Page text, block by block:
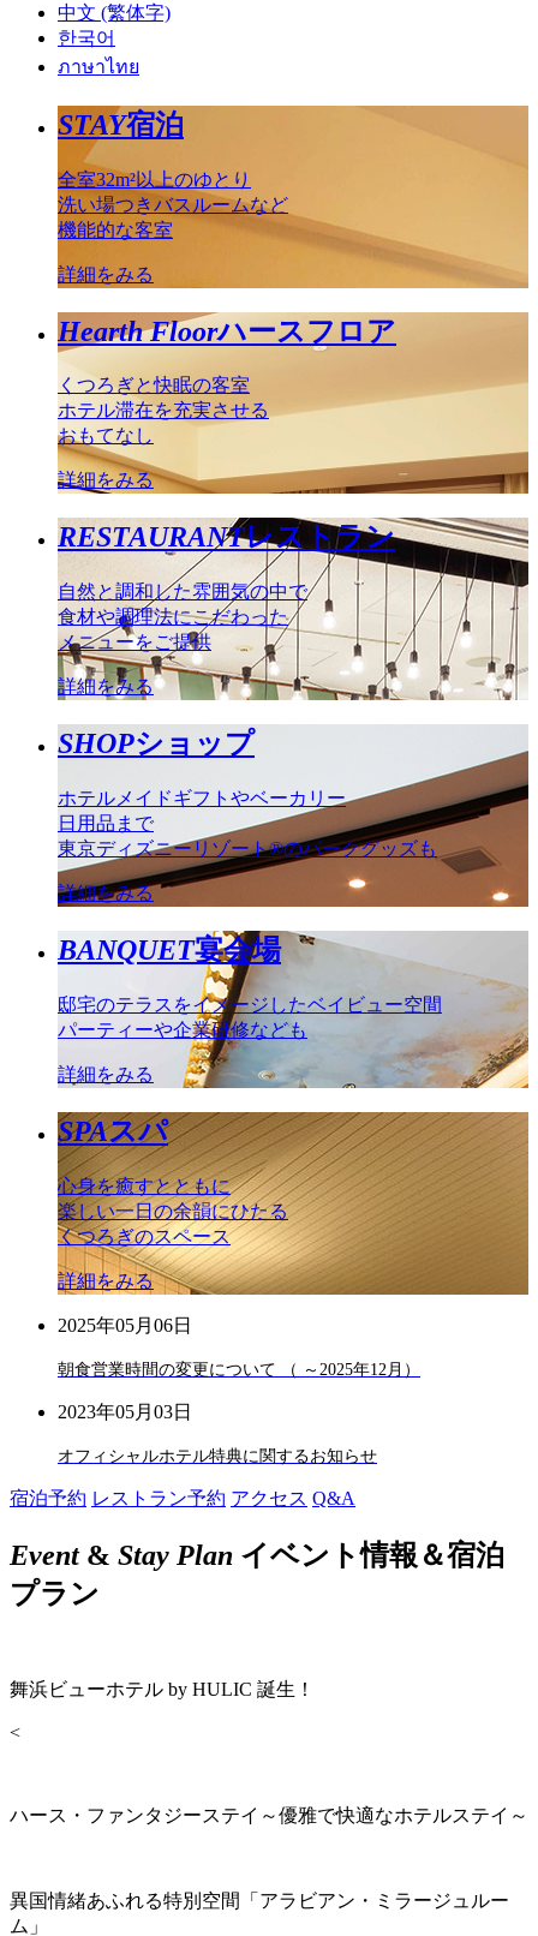
中文 (繁体字)
한국어
ภาษาไทย
STAY宿泊
全室32m²以上のゆとり
洗い場つきバスルームなど
機能的な客室
詳細をみる
Hearth Floorハースフロア
くつろぎと快眠の客室
ホテル滞在を充実させる
おもてなし
詳細をみる
RESTAURANTレストラン
自然と調和した雰囲気の中で
食材や調理法にこだわった
メニューをご提供
詳細をみる
SHOPショップ
ホテルメイドギフトやベーカリー
日用品まで
東京ディズニーリゾート®のパークグッズも
詳細をみる
BANQUET宴会場
邸宅のテラスをイメージしたベイビュー空間
パーティーや企業研修なども
詳細をみる
SPAスパ
心身を癒すとともに
楽しい一日の余韻にひたる
くつろぎのスペース
詳細をみる
2025年05月06日
朝食営業時間の変更について （ ～2025年12月）
2023年05月03日
オフィシャルホテル特典に関するお知らせ
宿泊予約 レストラン予約 アクセス Q&A
Event& Stay Plan イベント情報＆宿泊
プラン
舞浜ビューホテル by HULIC 誕生！
<
ハース・ファンタジーステイ～優雅で快適なホテルステイ～
異国情緒あふれる特別空間「アラビアン・ミラージュルー
ム」